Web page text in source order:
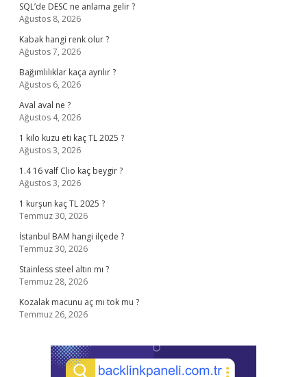
SQL’de DESC ne anlama gelir ?
Ağustos 8, 2026
Kabak hangi renk olur ?
Ağustos 7, 2026
Bağımlılıklar kaça ayrılır ?
Ağustos 6, 2026
Aval aval ne ?
Ağustos 4, 2026
1 kilo kuzu eti kaç TL 2025 ?
Ağustos 3, 2026
1.4 16 valf Clio kaç beygir ?
Ağustos 3, 2026
1 kurşun kaç TL 2025 ?
Temmuz 30, 2026
İstanbul BAM hangi ilçede ?
Temmuz 30, 2026
Stainless steel altın mı ?
Temmuz 28, 2026
Kozalak macunu aç mı tok mu ?
Temmuz 26, 2026